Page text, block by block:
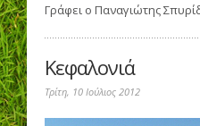
Γράφει ο Παναγιώτης
Κεφαλονιά
Τρίτη, 10 Ιούλιος 2012